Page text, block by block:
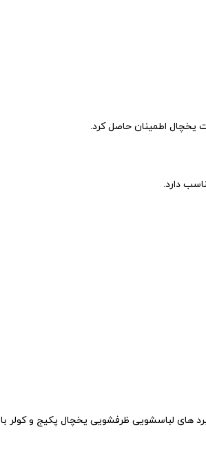
یخچال اطمینان حاصل کرد.
دارد.
برد های لباسشویی ظرفشویی یخچال پکیج و